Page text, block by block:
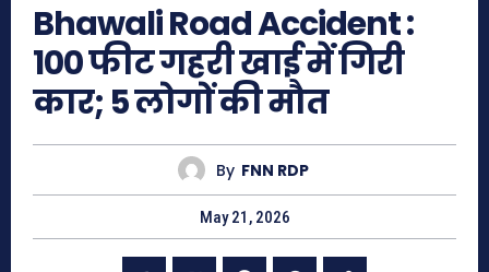
Bhawali Road Accident :
100 फीट गहरी खाई में गिरी
कार; 5 लोगों की मौत
By FNN RDP
May 21, 2026